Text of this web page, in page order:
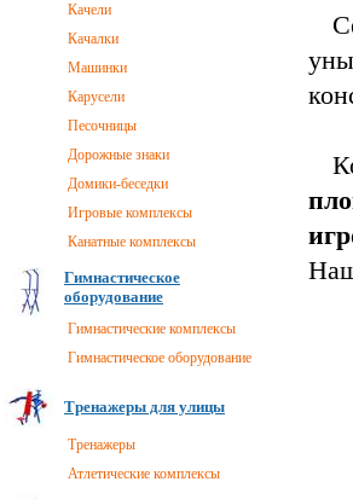
Качели
Качалки
Машинки
Карусели
Песочницы
Дорожные знаки
Домики-беседки
Игровые комплексы
Канатные комплексы
Гимнастическое
оборудование
Гимнастические комплексы
Гимнастическое оборудование
Тренажеры для улицы
Тренажеры
Атлетические комплексы